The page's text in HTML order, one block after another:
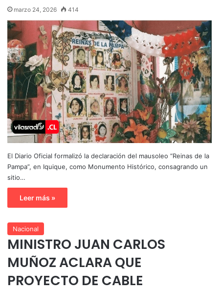
marzo 24, 2026 414
El Diario Oficial formalizó la declaración del mausoleo “Reinas de la
Pampa”, en Iquique, como Monumento Histórico, consagrando un
sitio…
Leer más »
Nacional
MINISTRO JUAN CARLOS
MUÑOZ ACLARA QUE
PROYECTO DE CABLE